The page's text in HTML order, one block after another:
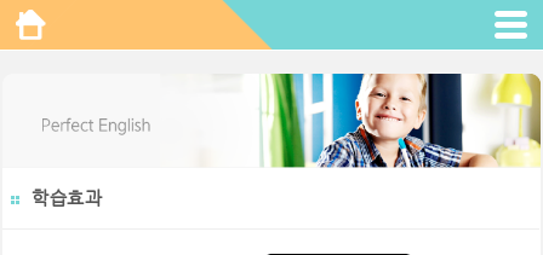
학습효과